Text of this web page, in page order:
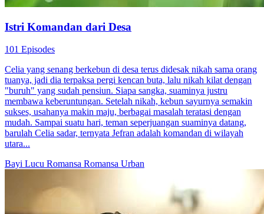
Istri Komandan dari Desa
101 Episodes
Celia yang senang berkebun di desa terus didesak nikah sama orang
tuanya, jadi dia terpaksa pergi kencan buta, lalu nikah kilat dengan
"buruh" yang sudah pensiun. Siapa sangka, suaminya justru
membawa keberuntungan. Setelah nikah, kebun sayurnya semakin
sukses, usahanya makin maju, berbagai masalah teratasi dengan
mudah. Sampai suatu hari, teman seperjuangan suaminya datang,
barulah Celia sadar, ternyata Jefran adalah komandan di wilayah
utara...
Bayi Lucu Romansa Romansa Urban